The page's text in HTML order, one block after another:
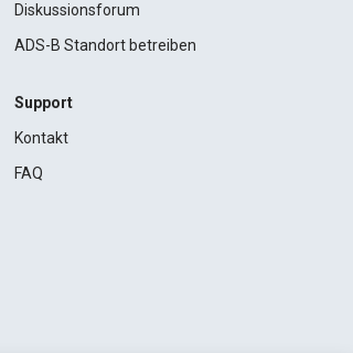
Diskussionsforum
ADS-B Standort betreiben
Support
Kontakt
FAQ